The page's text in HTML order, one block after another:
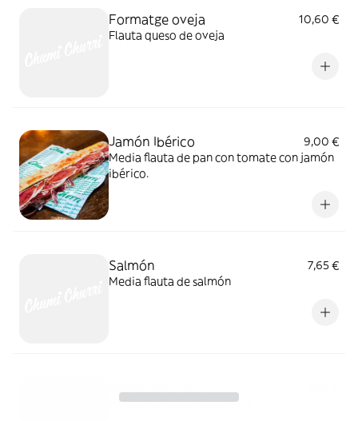
Formatge oveja
10,60 €
Flauta queso de oveja
Jamón Ibérico
9,00 €
Media flauta de pan con tomate con jamón
ibérico.
Salmón
7,65 €
Media flauta de salmón
Media flauta bonito anchoa